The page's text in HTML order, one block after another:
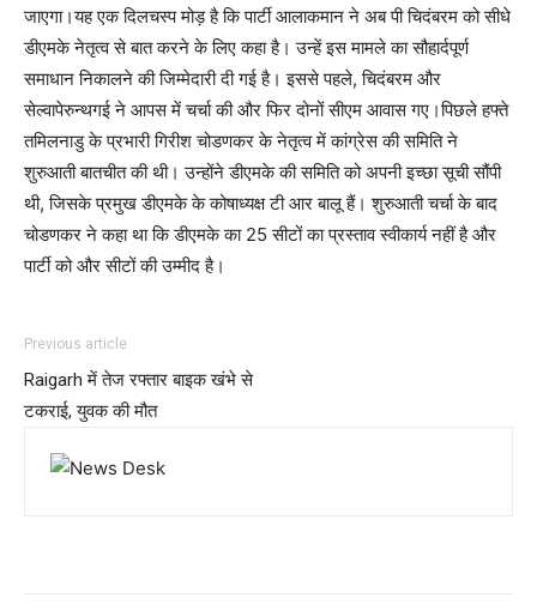
जाएगा।यह एक दिलचस्प मोड़ है कि पार्टी आलाकमान ने अब पी चिदंबरम को सीधे
डीएमके नेतृत्व से बात करने के लिए कहा है। उन्हें इस मामले का सौहार्दपूर्ण
समाधान निकालने की जिम्मेदारी दी गई है। इससे पहले, चिदंबरम और
सेल्वापेरुन्थगई ने आपस में चर्चा की और फिर दोनों सीएम आवास गए।पिछले हफ्ते
तमिलनाडु के प्रभारी गिरीश चोडणकर के नेतृत्व में कांग्रेस की समिति ने
शुरुआती बातचीत की थी। उन्होंने डीएमके की समिति को अपनी इच्छा सूची सौंपी
थी, जिसके प्रमुख डीएमके के कोषाध्यक्ष टी आर बालू हैं। शुरुआती चर्चा के बाद
चोडणकर ने कहा था कि डीएमके का 25 सीटों का प्रस्ताव स्वीकार्य नहीं है और
पार्टी को और सीटों की उम्मीद है।
Previous article
Raigarh में तेज रफ्तार बाइक खंभे से
टकराई, युवक की मौत